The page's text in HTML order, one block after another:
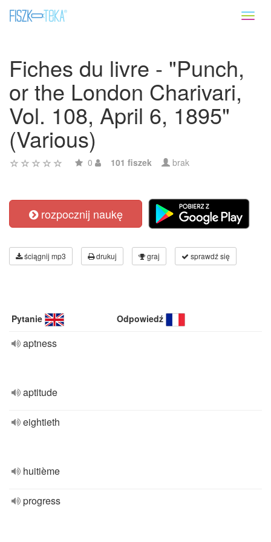
Fiches du livre - "Punch,
or the London Charivari,
Vol. 108, April 6, 1895"
(Various)
0 101 fiszek brak
rozpocznij naukę
ściągnij mp3 drukuj graj sprawdź się
Pytanie Odpowiedź
aptness
aptitude
eightieth
huitième
progress